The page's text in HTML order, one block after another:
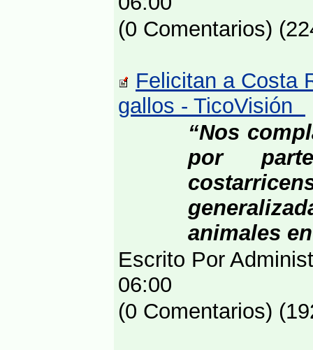
(0 Comentarios)
Felicitan a Costa
gallos - TicoVisión
“Nos
por
animales
Escrito Por
06:00
(0 Comentarios)